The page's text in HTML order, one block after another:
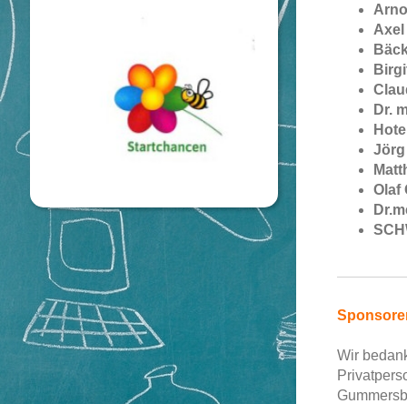
Axel
Dr.
Olaf
Wir